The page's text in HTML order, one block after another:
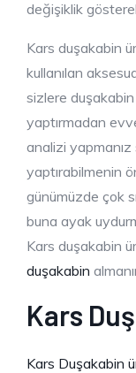
değişiklik
Kars duşakabin
kullanılan
sizlere
yaptırmadan
analizi
yaptırabilmenin
günümüzde çok
buna ayak
Kars duşakabin
duşakabin
Kars
Kars Duşakabin